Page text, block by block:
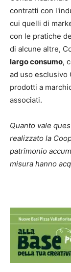
contratti con
cui quelli di
con le pratiche
di alcune altre,
largo consumo,
ad uso esclusivo
prodotti a
associati.
Quanto vale
realizzato la
patrimonio
misura hanno